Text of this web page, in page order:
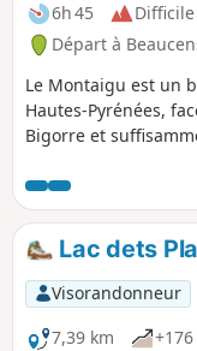
6h 45
Difficile
Départ à
Le Montaigu est un
Hautes-Pyrénées,
Bigorre et
belle vue à 360°. Ce
Hautacam est le
beau et le plus
parties aériennes
intérêt ! A
parfaitement dégagé !
Lac dets
Visorandonneur
7,39 km